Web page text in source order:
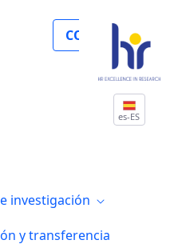
COLABORA
es-ES
investigación
y transferencia